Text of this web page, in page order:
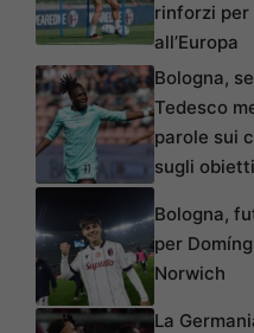
rinforzi per
all’Europa
Bologna,
Tedesco
parole sui
sugli
Bologna,
per
Norwich
La